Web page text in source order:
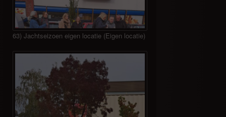
63) Jachtseizoen eigen locatie (Eigen locatie)